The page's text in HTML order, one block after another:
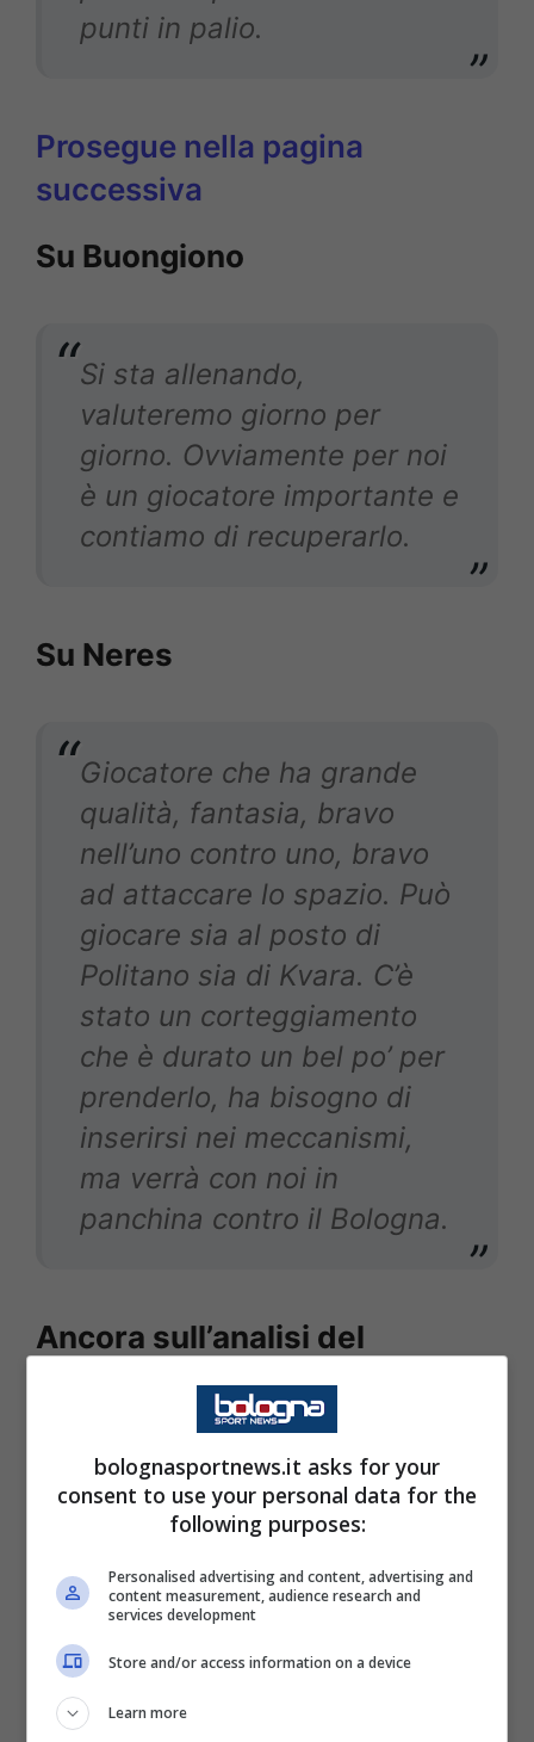
punti in palio.
Prosegue nella pagina
successiva
Su Buongiono
Si sta allenando,
valuteremo giorno per
giorno. Ovviamente per noi
è un giocatore importante e
contiamo di recuperarlo.
Su Neres
Giocatore che ha grande
qualità, fantasia, bravo
nell’uno contro uno, bravo
ad attaccare lo spazio. Può
giocare sia al posto di
Politano sia di Kvara. C’è
stato un corteggiamento
che è durato un bel po’ per
prenderlo, ha bisogno di
inserirsi nei meccanismi,
ma verrà con noi in
panchina contro il Bologna.
Ancora sull’analisi del
secondo tempo di Verona
Quando si hanno delle
brutte prestazioni spesso ci
rifugiamo sul discorso
fisico usando i carichi di
lavoro come alibi. Se si
vedono i dati noi abbiamo
bolognasportnews.it asks for your
consent to use your personal data for the
following purposes:
Personalised advertising and content, advertising and
content measurement, audience research and
services development
Store and/or access information on a device
Learn more